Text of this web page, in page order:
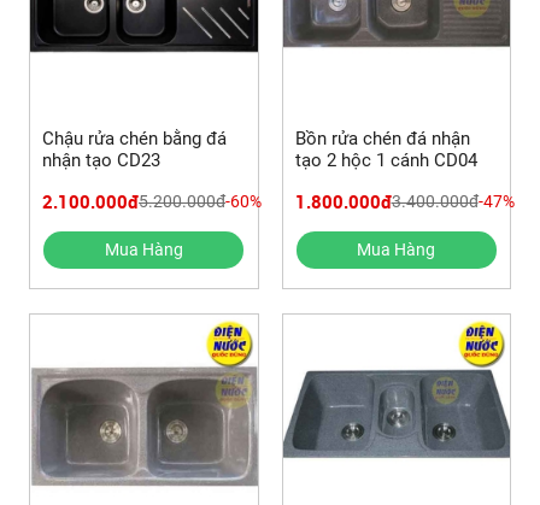
Chậu rửa chén bằng đá
nhận tạo CD23
2.100.000đ5.200.000đ-60%
Mua Hàng
Bồn rửa chén đá nhận
tạo 2 hộc 1 cánh CD04
1.800.000đ3.400.000đ-47%
Mua Hàng